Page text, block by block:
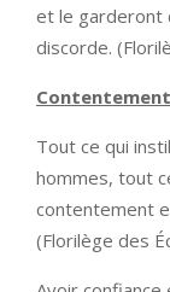
et le garderont
discorde.
Contentement
Tout ce qui
hommes, tout
contentement
(Florilège des